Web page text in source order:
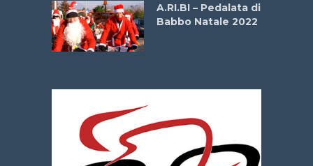
A.RI.BI – Pedalata di
Babbo Natale 2022